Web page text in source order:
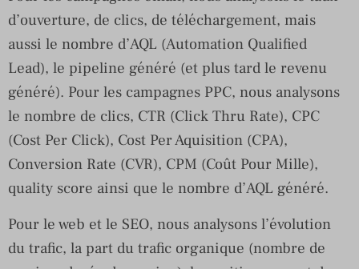
d’ouverture, de clics, de téléchargement, mais
aussi le nombre d’AQL (Automation Qualified
Lead), le pipeline généré (et plus tard le revenu
généré). Pour les campagnes PPC, nous analysons
le nombre de clics, CTR (Click Thru Rate), CPC
(Cost Per Click), Cost Per Aquisition (CPA),
Conversion Rate (CVR), CPM (Coût Pour Mille),
quality score ainsi que le nombre d’AQL généré.
Pour le web et le SEO, nous analysons l’évolution
du trafic, la part du trafic organique (nombre de